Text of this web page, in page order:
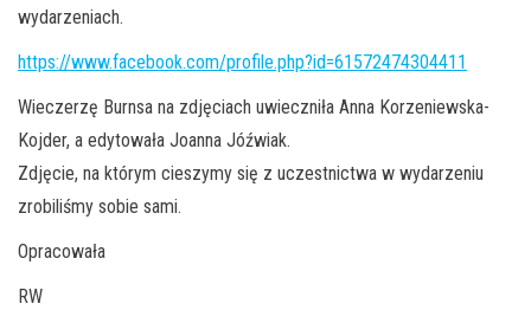
wydarzeniach.
https://www.facebook.com/profile.php?id=61572474304411
Wieczerzę Burnsa na zdjęciach uwieczniła Anna Korzeniewska-
Kojder, a edytowała Joanna Jóźwiak.
Zdjęcie, na którym cieszymy się z uczestnictwa w wydarzeniu
zrobiliśmy sobie sami.
Opracowała
RW